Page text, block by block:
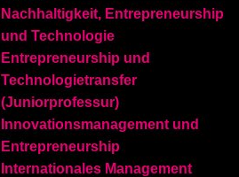
Nachhaltigkeit, Entrepreneurship
und Technologie
Entrepreneurship und
Technologietransfer
(Juniorprofessur)
Innovationsmanagement und
Entrepreneurship
Internationales Management